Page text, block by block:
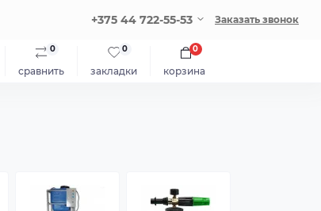
+375 44 722-55-53 Заказать звонок
сравнить
0
закладки
0
корзина
0